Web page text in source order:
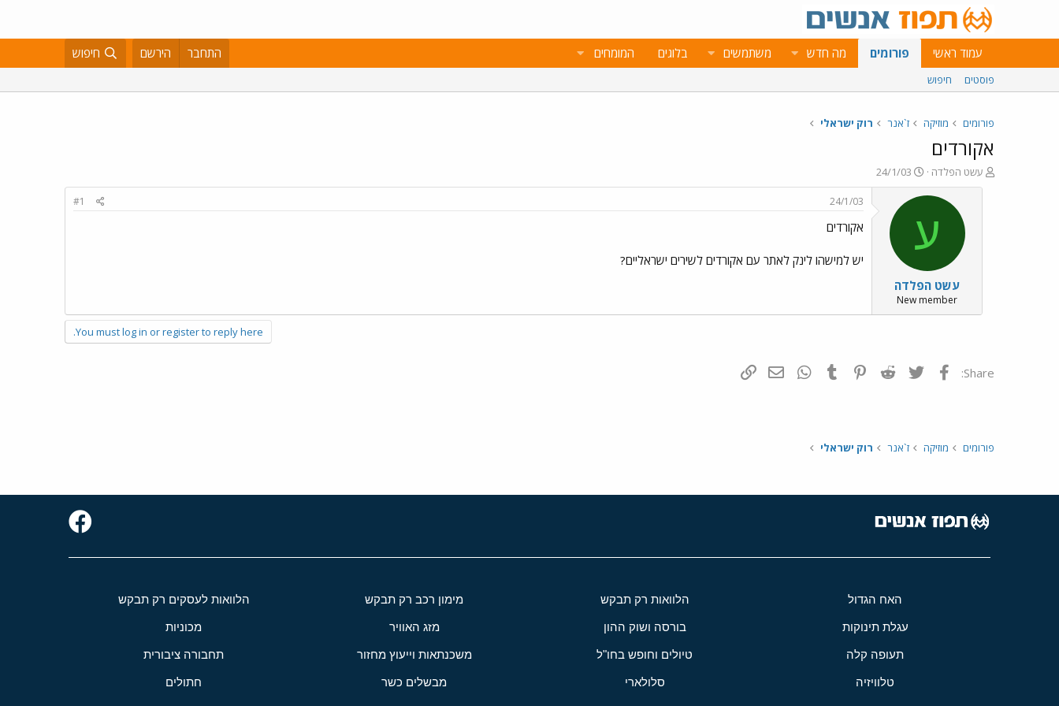
עמוד ראשי פורומים מה חדש משתמשים בלוגים המומחים התחבר הירשם חיפוש
פוסטים חיפוש
פורומים מוזיקה ז`אנר רוק ישראלי
אקורדים
פ
ו
עשט הפלדה
פ
ו
ר
א
ר
י
ך
24/1/03
ע
עשט הפלדה
New member
24/1/03
#1
אקורדים
יש למישהו לינק לאתר עם אקורדים לשירים ישראליים?
You must log in or register to reply here.
Share: פייסבוק Twitter
Reddit
Pinterest
Tumblr
WhatsAppדואר אלקטרוני
פורומים מוזיקה ז`אנר רוק ישראלי
האח הגדול הלוואות רק תבקש מימון רכב רק תבקש הלוואות לעסקים רק תבקש
עגלת תינוקות בורסה ושוק ההון מזג האוויר מכוניות
תעופה קלה טיולים וחופש בחו"ל משכנתאות וייעוץ מחזור תחבורה ציבורית
טלוויזיה סלולארי מבשלים כשר חתולים